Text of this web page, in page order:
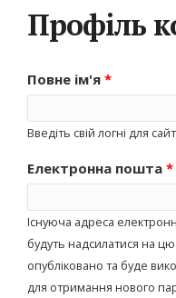
Профіль
Повне ім'я *
Введіть свій логні для
Електронна пошта *
Існуюча адреса
будуть надсилатися на
опубліковано та буде
для отримання нового